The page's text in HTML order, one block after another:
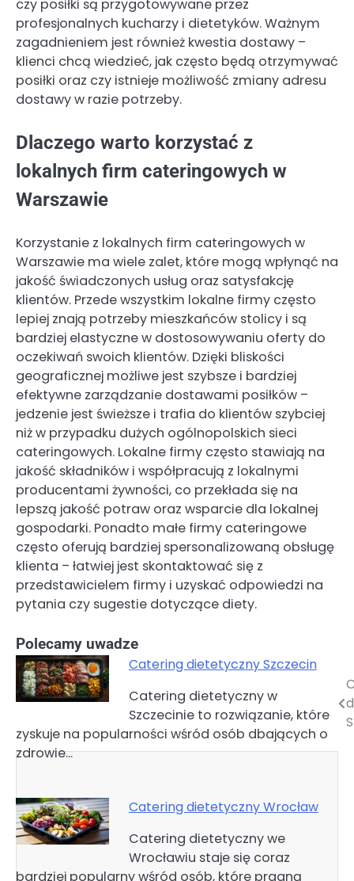
czy posiłki są przygotowywane przez
profesjonalnych kucharzy i dietetyków. Ważnym
zagadnieniem jest również kwestia dostawy –
klienci chcą wiedzieć, jak często będą otrzymywać
posiłki oraz czy istnieje możliwość zmiany adresu
dostawy w razie potrzeby.
Dlaczego warto korzystać z
lokalnych firm cateringowych w
Warszawie
Korzystanie z lokalnych firm cateringowych w
Warszawie ma wiele zalet, które mogą wpłynąć na
jakość świadczonych usług oraz satysfakcję
klientów. Przede wszystkim lokalne firmy często
lepiej znają potrzeby mieszkańców stolicy i są
bardziej elastyczne w dostosowywaniu oferty do
oczekiwań swoich klientów. Dzięki bliskości
geograficznej możliwe jest szybsze i bardziej
efektywne zarządzanie dostawami posiłków –
jedzenie jest świeższe i trafia do klientów szybciej
niż w przypadku dużych ogólnopolskich sieci
cateringowych. Lokalne firmy często stawiają na
jakość składników i współpracują z lokalnymi
producentami żywności, co przekłada się na
lepszą jakość potraw oraz wsparcie dla lokalnej
gospodarki. Ponadto małe firmy cateringowe
często oferują bardziej spersonalizowaną obsługę
klienta – łatwiej jest skontaktować się z
przedstawicielem firmy i uzyskać odpowiedzi na
pytania czy sugestie dotyczące diety.
Polecamy uwadze
Catering dietetyczny Szczecin
Catering dietetyczny w
Szczecinie to rozwiązanie, które
zyskuje na popularności wśród osób dbających o
zdrowie…
Catering dietetyczny Wrocław
Catering dietetyczny we
Wrocławiu staje się coraz
bardziej popularny wśród osób, które pragną
Nawigacja